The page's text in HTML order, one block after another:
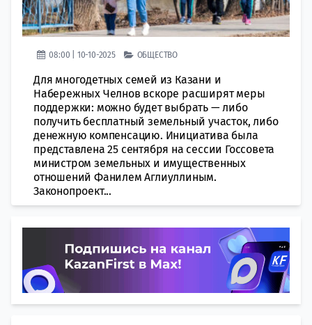
08:00 | 10-10-2025 ОБЩЕСТВО
Для многодетных семей из Казани и
Набережных Челнов вскоре расширят меры
поддержки: можно будет выбрать — либо
получить бесплатный земельный участок, либо
денежную компенсацию. Инициатива была
представлена 25 сентября на сессии Госсовета
министром земельных и имущественных
отношений Фанилем Аглиуллиным.
Законопроект...